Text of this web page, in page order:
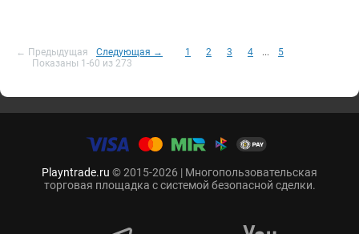
← Предыдущая Следующая → 1 2 3 4 ...
5
Показаны 1-60 из 273
Playntrade.ru © 2015-2026 | Многопользовательская
торговая площадка с системой безопасной сделки.